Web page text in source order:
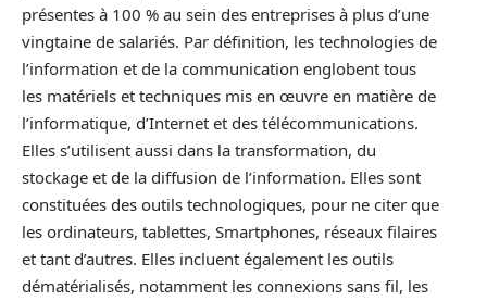
présentes à 100 % au sein des entreprises à plus d’une
vingtaine de salariés. Par définition, les technologies de
l’information et de la communication englobent tous
les matériels et techniques mis en œuvre en matière de
l’informatique, d’Internet et des télécommunications.
Elles s’utilisent aussi dans la transformation, du
stockage et de la diffusion de l’information. Elles sont
constituées des outils technologiques, pour ne citer que
les ordinateurs, tablettes, Smartphones, réseaux filaires
et tant d’autres. Elles incluent également les outils
dématérialisés, notamment les connexions sans fil, les